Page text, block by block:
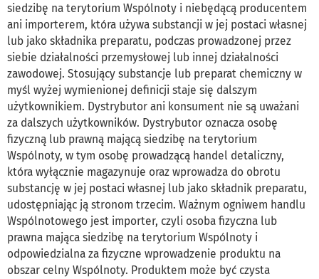
siedzibę na terytorium Wspólnoty i niebędącą producentem
ani importerem, która używa substancji w jej postaci własnej
lub jako składnika preparatu, podczas prowadzonej przez
siebie działalności przemysłowej lub innej działalności
zawodowej. Stosujący substancje lub preparat chemiczny w
myśl wyżej wymienionej definicji staje się dalszym
użytkownikiem. Dystrybutor ani konsument nie są uważani
za dalszych użytkowników. Dystrybutor oznacza osobę
fizyczną lub prawną mającą siedzibę na terytorium
Wspólnoty, w tym osobę prowadzącą handel detaliczny,
która wyłącznie magazynuje oraz wprowadza do obrotu
substancję w jej postaci własnej lub jako składnik preparatu,
udostępniając ją stronom trzecim. Ważnym ogniwem handlu
Wspólnotowego jest importer, czyli osoba fizyczna lub
prawna mająca siedzibę na terytorium Wspólnoty i
odpowiedzialna za fizyczne wprowadzenie produktu na
obszar celny Wspólnoty. Produktem może być czysta